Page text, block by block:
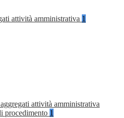
attività amministrativa 1
attività amministrativa
procedimento 1